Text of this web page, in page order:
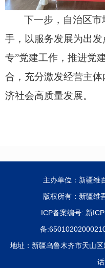
下一步，自治区
手，以服务发展为出
专”党建工作，推进党
合，充分激发经营主
济社会高质量发展。
主办单位：新疆维
版权所有：新疆维
ICP备案编号: 新
备
地址：新疆乌鲁木齐市天山